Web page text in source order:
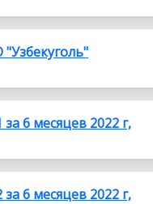
"Узбекуголь"
6 месяцев 2022 г,
6 месяцев 2022 г,